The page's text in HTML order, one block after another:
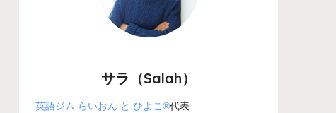
サラ（Salah）
英語ジム らいおん と ひよこ®代表